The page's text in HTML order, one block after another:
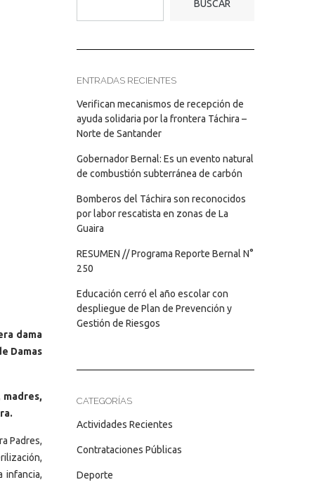
dama
Damas
madres,
Padres,
infancia,
BUSCAR
ENTRADAS RECIENTES
Verifican mecanismos de recepción de
ayuda solidaria por la frontera Táchira –
Norte de Santander
Gobernador Bernal: Es un evento natural
de combustión subterránea de carbón
Bomberos del Táchira son reconocidos
por labor rescatista en zonas de La
Guaira
RESUMEN // Programa Reporte Bernal N°
250
Educación cerró el año escolar con
despliegue de Plan de Prevención y
Gestión de Riesgos
CATEGORÍAS
Actividades Recientes
Contrataciones Públicas
Deporte